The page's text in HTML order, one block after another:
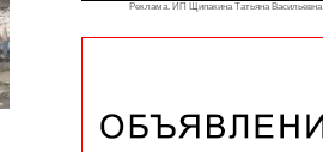
Реклама. ИП Щипакина Татьяна Васильевна